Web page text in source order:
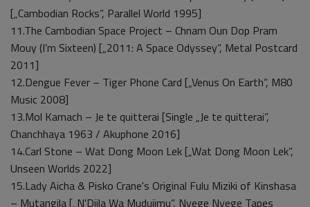
[„Cambodian Rocks”, Parallel World 1995]
11.The Cambodian Space Project – Chnam Oun Dop Pram
Mouy (I’m Sixteen) [„2011: A Space Odyssey”, Metal Postcard
2011]
12.Dengue Fever – Tiger Phone Card [„Venus On Earth”, M80
Music 2008]
13.Mol Kamach – Je te quitterai [Single „Je te quitterai”,
Chanchhaya 1963 / Akuphone 2016]
14.Carl Stone – Wat Dong Moon Lek [„Wat Dong Moon Lek”,
Unseen Worlds 2022]
15.Lady Aicha & Pisko Crane's Original Fulu Miziki of Kinshasa
– Mutangila [„N'Djila Wa Mudujimu”, Nyege Nyege Tapes